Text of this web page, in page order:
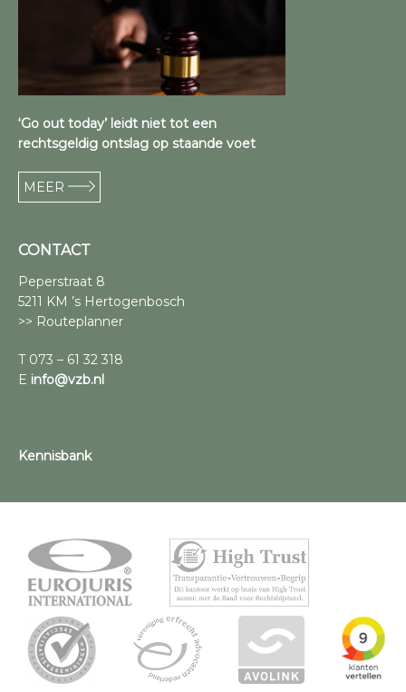
‘Go out today’ leidt niet tot een
rechtsgeldig ontslag op staande voet
MEER
CONTACT
Peperstraat 8
5211 KM ’s Hertogenbosch
>> Routeplanner
T 073 – 61 32 318
E info@vzb.nl
Kennisbank